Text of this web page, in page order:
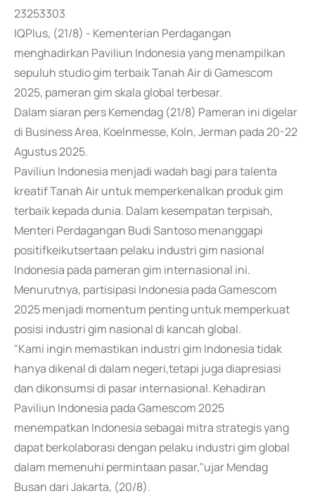
23253303
IQPlus, (21/8) - Kementerian Perdagangan
menghadirkan Paviliun Indonesia yang menampilkan
sepuluh studio gim terbaik Tanah Air di Gamescom
2025, pameran gim skala global terbesar.
Dalam siaran pers Kemendag (21/8) Pameran ini digelar
di Business Area, Koelnmesse, Koln, Jerman pada 20-22
Agustus 2025.
Paviliun Indonesia menjadi wadah bagi para talenta
kreatif Tanah Air untuk memperkenalkan produk gim
terbaik kepada dunia. Dalam kesempatan terpisah,
Menteri Perdagangan Budi Santoso menanggapi
positifkeikutsertaan pelaku industri gim nasional
Indonesia pada pameran gim internasional ini.
Menurutnya, partisipasi Indonesia pada Gamescom
2025 menjadi momentum penting untuk memperkuat
posisi industri gim nasional di kancah global.
"Kami ingin memastikan industri gim Indonesia tidak
hanya dikenal di dalam negeri,tetapi juga diapresiasi
dan dikonsumsi di pasar internasional. Kehadiran
Paviliun Indonesia pada Gamescom 2025
menempatkan Indonesia sebagai mitra strategis yang
dapat berkolaborasi dengan pelaku industri gim global
dalam memenuhi permintaan pasar,"ujar Mendag
Busan dari Jakarta, (20/8).